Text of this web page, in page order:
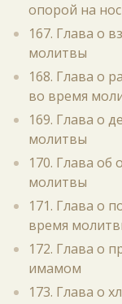
опорой на нос
167. Глава о
молитвы
168. Глава о
во время
169. Глава о
молитвы
170. Глава об
молитвы
171. Глава о
время
172. Глава о
имамом
173. Глава о